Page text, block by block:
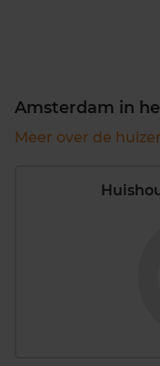
Amsterdam in
Meer over de